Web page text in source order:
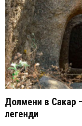
Долмени в Сакар
легенди